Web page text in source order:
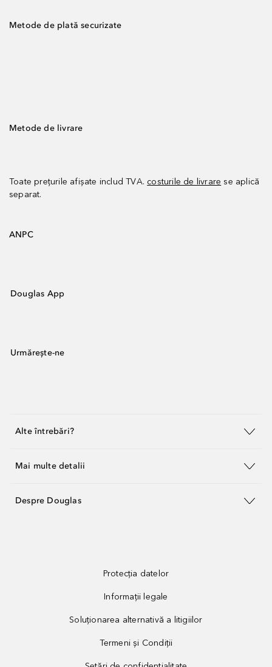
Metode de plată securizate
Metode de livrare
Toate prețurile afișate includ TVA. costurile de livrare se aplică
separat.
ANPC
Douglas App
Urmărește-ne
Alte întrebări?
Mai multe detalii
Despre Douglas
Protecția datelor
Informații legale
Soluționarea alternativă a litigiilor
Termeni și Condiții